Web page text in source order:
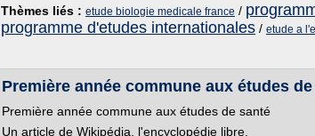
Thèmes liés : etude biologie medicale france /
programme d'etudes internationales / etude a
Première année commune aux études
Première année commune aux études de santé
Un article de Wikipédia, l'encyclopédie libre.